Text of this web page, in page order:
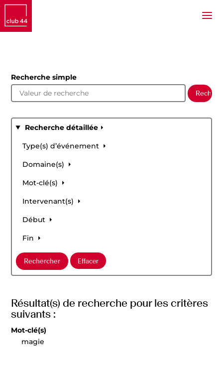
Recherche simple
Recherche détaillée
Type(s) d’événement
Domaine(s)
Mot-clé(s)
Intervenant(s)
Début
Fin
Résultat(s) de recherche pour les critères
suivants :
Mot-clé(s)
magie